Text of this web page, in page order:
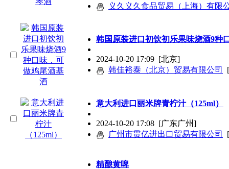
义久义久食品贸易（上海）有限
韩国原装进口初饮初乐果味烧酒9种
2024-10-20 17:09 [北京]
韩佳裕泰（北京）贸易有限公司
意大利进口丽米牌青柠汁（125ml）
2024-10-20 17:08 [广东广州]
广州市贯亿进出口贸易有限公司
精酿黄啤